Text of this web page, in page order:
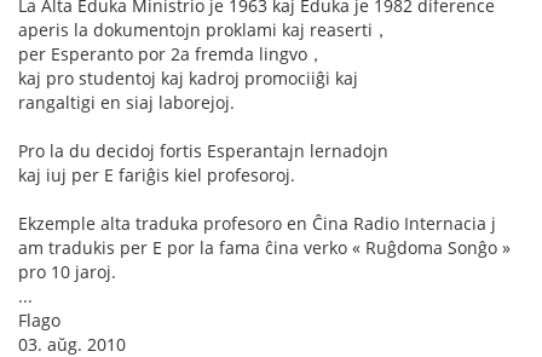
La Alta Eduka Ministrio je 1963 kaj Eduka je 1982 diference
aperis la dokumentojn proklami kaj reaserti，
per Esperanto por 2a fremda lingvo，
kaj pro studentoj kaj kadroj promociiĝi kaj
rangaltigi en siaj laborejoj.
Pro la du decidoj fortis Esperantajn lernadojn
kaj iuj per E fariĝis kiel profesoroj.
Ekzemple alta traduka profesoro en Ĉina Radio Internacia j
am tradukis per E por la fama ĉina verko « Ruĝdoma Sonĝo »
pro 10 jaroj.
...
Flago
03. aŭg. 2010